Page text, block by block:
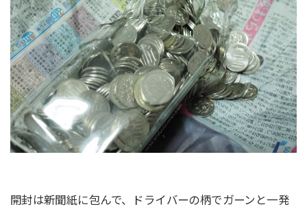
開封は新聞紙に包んで、ドライバーの柄でガーンと一発